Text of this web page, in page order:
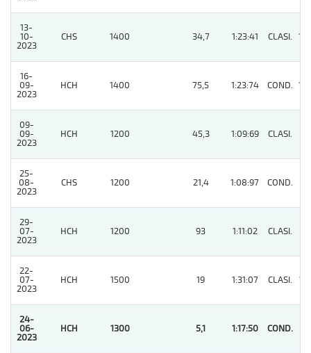
13-
10-
2023
CHS 1400 34,7 1:23:41 CLASI. 10
16-
09-
2023
HCH 1400 75,5 1:23:74 COND. 14
09-
09-
2023
HCH 1200 45,3 1:09:69 CLASI.
25-
08-
2023
CHS 1200 21,4 1:08:97 COND.
29-
07-
2023
HCH 1200 93 1:11:02 CLASI.
22-
07-
2023
HCH 1500 19 1:31:07 CLASI. 12
24-
06-
2023
HCH 1300 5,1 1:17:50 COND.